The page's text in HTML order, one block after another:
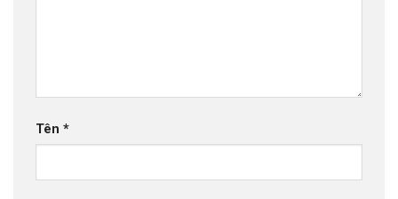
Tên *